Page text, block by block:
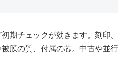
期チェックが効きます。刻印、
膜の質、付属の芯。中古や並行